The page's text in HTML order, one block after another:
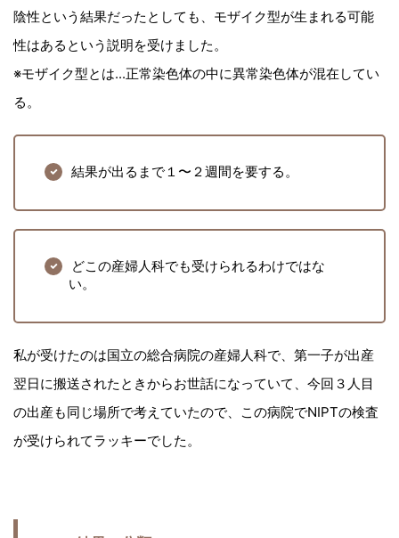
陰性という結果だったとしても、モザイク型が生まれる可能
性はあるという説明を受けました。
※モザイク型とは...正常染色体の中に異常染色体が混在してい
る。
結果が出るまで１〜２週間を要する。
どこの産婦人科でも受けられるわけではな
い。
私が受けたのは国立の総合病院の産婦人科で、第一子が出産
翌日に搬送されたときからお世話になっていて、今回３人目
の出産も同じ場所で考えていたので、この病院でNIPTの検査
が受けられてラッキーでした。